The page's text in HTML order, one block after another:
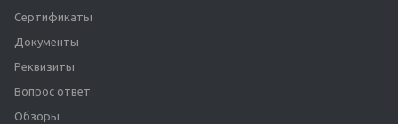
Сертификаты
Документы
Реквизиты
Вопрос ответ
Обзоры